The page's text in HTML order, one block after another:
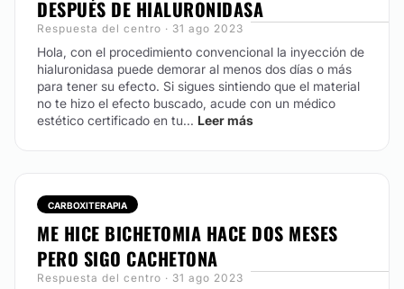
DESPUÉS DE HIALURONIDASA
Respuesta del centro · 31 ago 2023
Hola, con el procedimiento convencional la inyección de
hialuronidasa puede demorar al menos dos días o más
para tener su efecto. Si sigues sintiendo que el material
no te hizo el efecto buscado, acude con un médico
estético certificado en tu... Leer más
CARBOXITERAPIA
ME HICE BICHETOMIA HACE DOS MESES
PERO SIGO CACHETONA
Respuesta del centro · 31 ago 2023